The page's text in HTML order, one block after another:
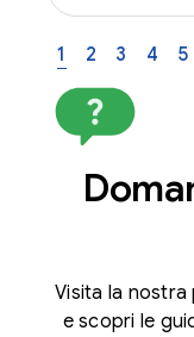
1 2 3 4 5
Visita la
e scopri le